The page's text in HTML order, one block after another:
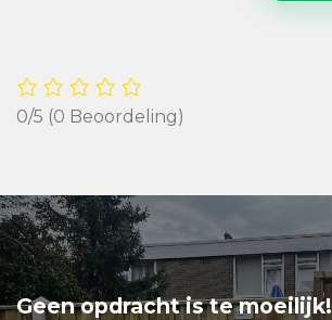
0/5 (0 Beoordeling)
Geen opdracht is te moeilijk!